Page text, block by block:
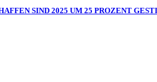
SIND 2025 UM 25 PROZENT